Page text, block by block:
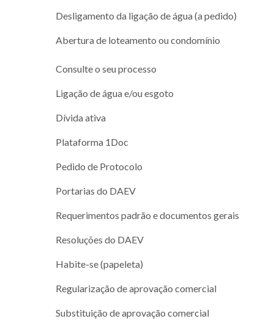
Desligamento da ligação de água (a pedido)
Abertura de loteamento ou condomínio
Consulte o seu processo
Ligação de água e/ou esgoto
Dívida ativa
Plataforma 1Doc
Pedido de Protocolo
Portarias do DAEV
Requerimentos padrão e documentos gerais
Resoluções do DAEV
Habite-se (papeleta)
Regularização de aprovação comercial
Substituição de aprovação comercial